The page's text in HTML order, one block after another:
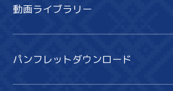
動画ライブラリー
パンフレットダウンロード